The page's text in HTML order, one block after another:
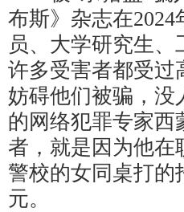
布斯》杂志在
员、大学研究生
许多受害者都受过
妨碍他们被骗，没
的网络犯罪专家西
者，就是因为他在
警校的女同桌打的
元。